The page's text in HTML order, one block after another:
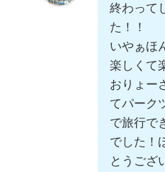
終わって
た！！
いやぁほ
楽しくて
おりょー
てパーク
で旅行で
でした！
とうござ